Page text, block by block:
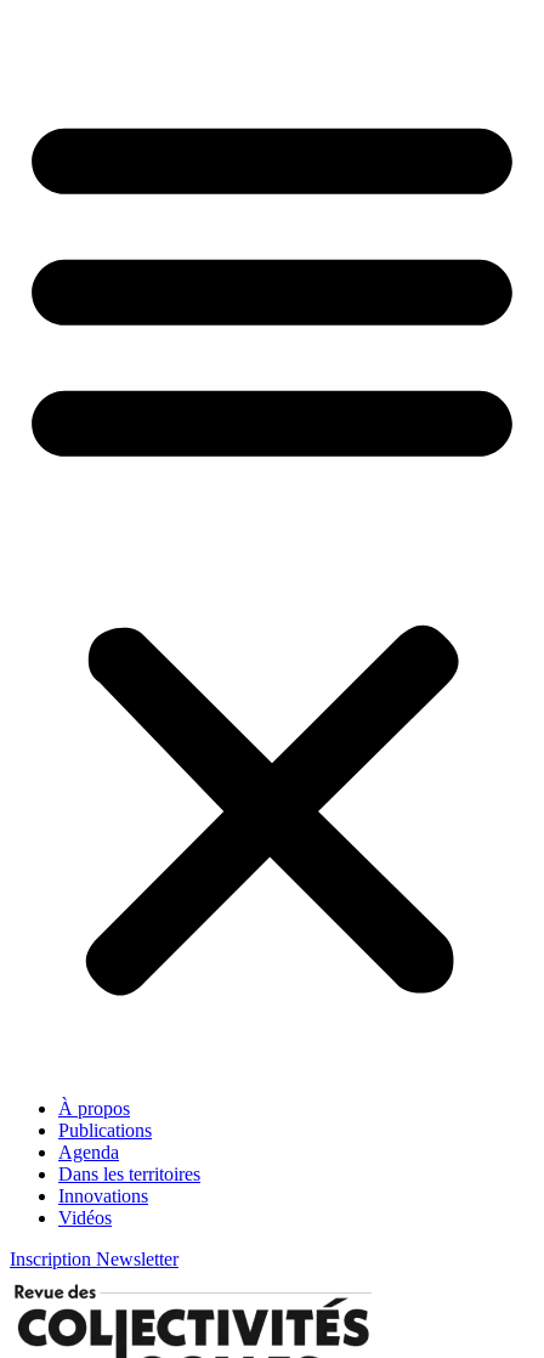
À propos
Publications
Agenda
Dans les territoires
Innovations
Vidéos
Inscription Newsletter